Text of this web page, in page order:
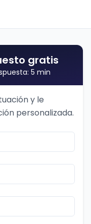
gratis
5 min
y le
personalizada.